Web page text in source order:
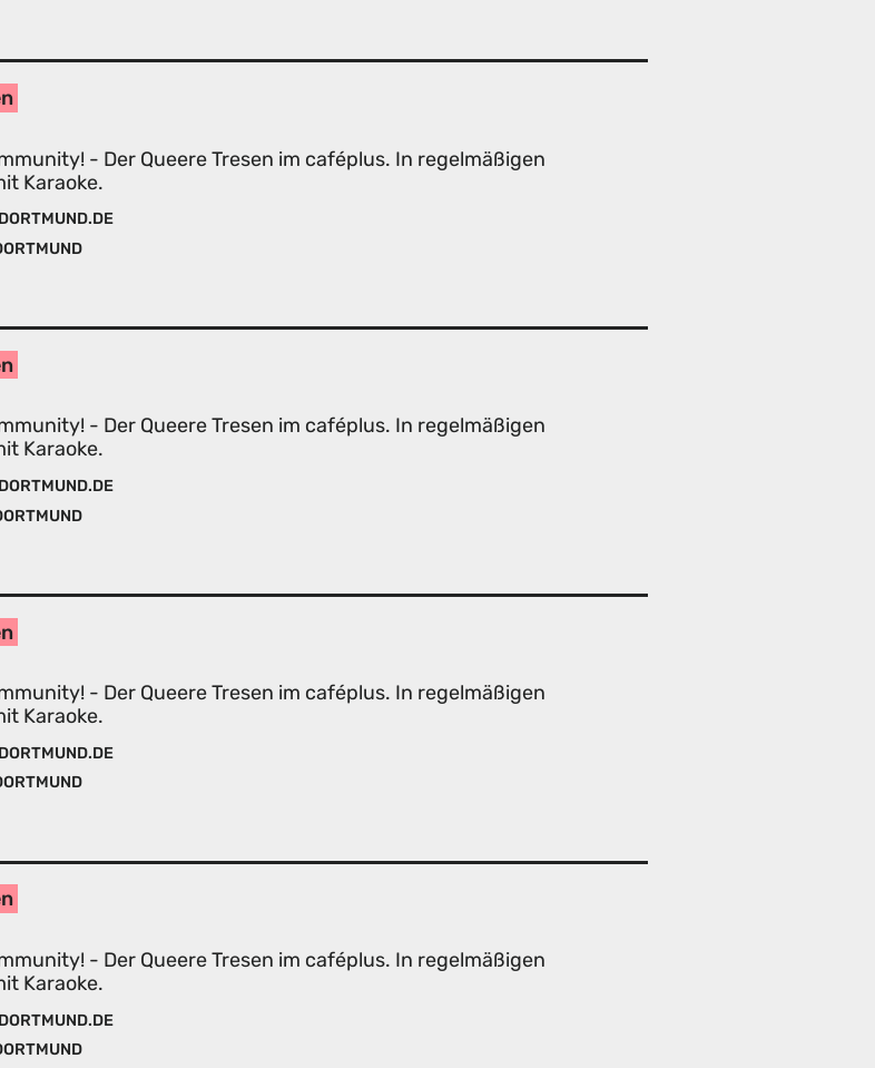
- Der Queere Tresen im caféplus. In regelmäßigen
Karaoke.
- Der Queere Tresen im caféplus. In regelmäßigen
Karaoke.
- Der Queere Tresen im caféplus. In regelmäßigen
Karaoke.
- Der Queere Tresen im caféplus. In regelmäßigen
Karaoke.